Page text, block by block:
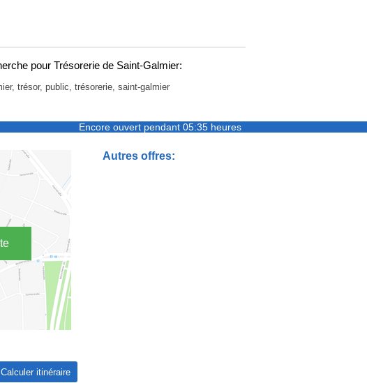
pour Trésorerie de Saint-Galmier:
trésor, public, trésorerie, saint-galmier
Encore ouvert pendant 05:35 heures
Autres offres: